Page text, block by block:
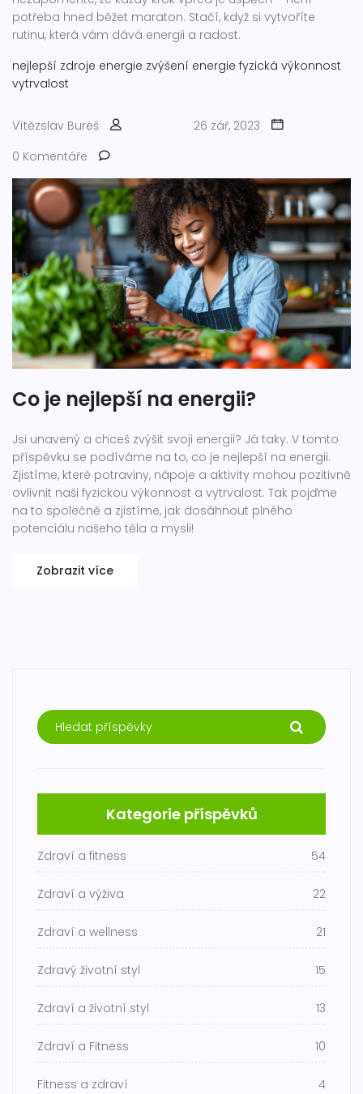
potřeba hned běžet maraton. Stačí, když si vytvoříte
rutinu, která vám dává energii a radost.
nejlepší zdroje energie zvýšení energie fyzická výkonnost
vytrvalost
Vítězslav Bureš
26 zář, 2023
0 Komentáře
Co je nejlepší na energii?
Jsi unavený a chceš zvýšit svoji energii? Já taky. V tomto
příspěvku se podíváme na to, co je nejlepší na energii.
Zjistíme, které potraviny, nápoje a aktivity mohou pozitivně
ovlivnit naši fyzickou výkonnost a vytrvalost. Tak pojďme
na to společně a zjistíme, jak dosáhnout plného
potenciálu našeho těla a mysli!
Zobrazit více
Kategorie příspěvků
Zdraví a fitness 54
Zdraví a výživa 22
Zdraví a wellness 21
Zdravý životní styl 15
Zdraví a životní styl 13
Zdraví a Fitness 10
Fitness a zdraví 4